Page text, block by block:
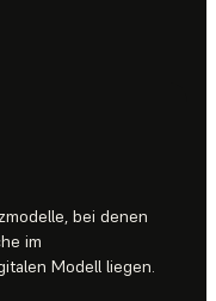
bei denen
im
Modell liegen.